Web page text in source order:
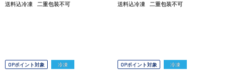
送料込冷凍 二重包装不可 送料込冷凍 二重包装不可
OPポイント対象 冷凍 OPポイント対象 冷凍